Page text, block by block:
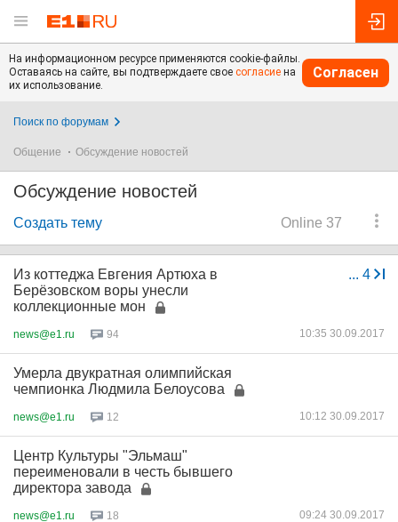
На информационном ресурсе применяются cookie-файлы.
Оставаясь на сайте, вы подтверждаете свое согласие на
их использование.
Согласен
Поиск по форумам
Общение Обсуждение новостей
Обсуждение новостей
Online 37
Создать тему
... 4
Из коттеджа Евгения Артюха в
Берёзовском воры унесли
коллекционные мон
news@e1.ru 94 10:35 30.09.2017
Умерла двукратная олимпийская
чемпионка Людмила Белоусова
news@e1.ru 12 10:12 30.09.2017
Центр Культуры "Эльмаш"
переименовали в честь бывшего
директора завода
news@e1.ru 18 09:24 30.09.2017